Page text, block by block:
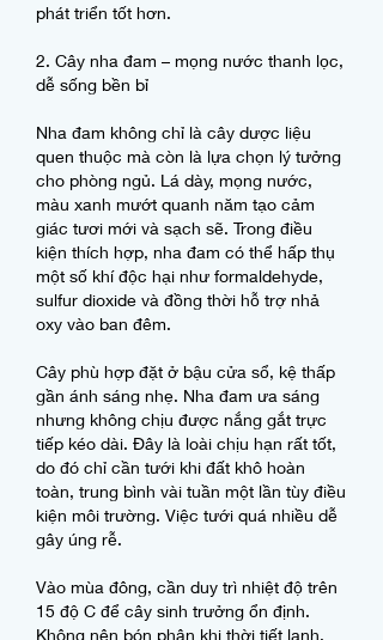
phát triển tốt hơn.
2. Cây nha đam – mọng nước thanh lọc,
dễ sống bền bỉ
Nha đam không chỉ là cây dược liệu
quen thuộc mà còn là lựa chọn lý tưởng
cho phòng ngủ. Lá dày, mọng nước,
màu xanh mướt quanh năm tạo cảm
giác tươi mới và sạch sẽ. Trong điều
kiện thích hợp, nha đam có thể hấp thụ
một số khí độc hại như formaldehyde,
sulfur dioxide và đồng thời hỗ trợ nhả
oxy vào ban đêm.
Cây phù hợp đặt ở bậu cửa sổ, kệ thấp
gần ánh sáng nhẹ. Nha đam ưa sáng
nhưng không chịu được nắng gắt trực
tiếp kéo dài. Đây là loài chịu hạn rất tốt,
do đó chỉ cần tưới khi đất khô hoàn
toàn, trung bình vài tuần một lần tùy điều
kiện môi trường. Việc tưới quá nhiều dễ
gây úng rễ.
Vào mùa đông, cần duy trì nhiệt độ trên
15 độ C để cây sinh trưởng ổn định.
Không nên bón phân khi thời tiết lạnh.